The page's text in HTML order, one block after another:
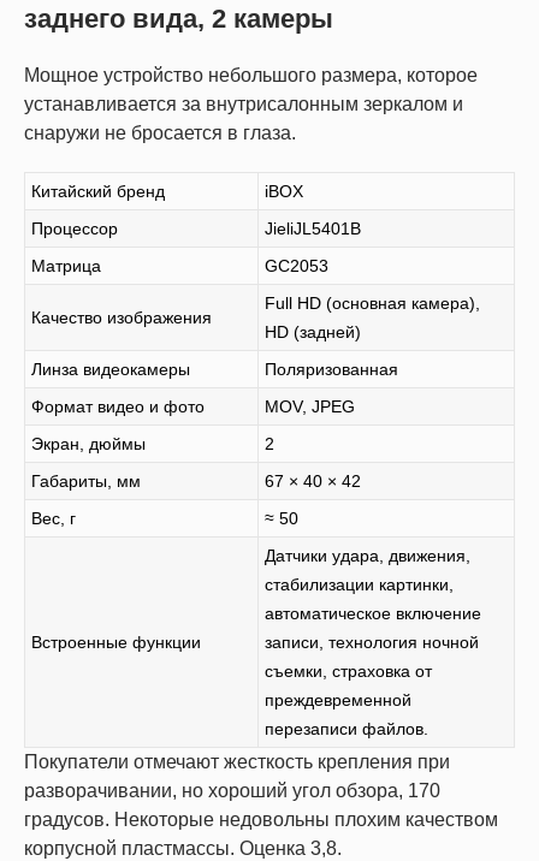
заднего вида, 2 камеры
Мощное устройство небольшого размера, которое
устанавливается за внутрисалонным зеркалом и
снаружи не бросается в глаза.
Китайский бренд
iBOX
Процессор
JieliJL5401B
Матрица
GC2053
Качество изображения
Full HD (основная камера),
HD (задней)
Линза видеокамеры
Поляризованная
Формат видео и фото
MOV, JPEG
Экран, дюймы
2
Габариты, мм
67 × 40 × 42
Вес, г
≈ 50
Встроенные функции
Датчики удара, движения,
стабилизации картинки,
автоматическое включение
записи, технология ночной
съемки, страховка от
преждевременной
перезаписи файлов.
Покупатели отмечают жесткость крепления при
разворачивании, но хороший угол обзора, 170
градусов. Некоторые недовольны плохим качеством
корпусной пластмассы. Оценка 3,8.